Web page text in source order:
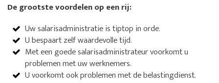
De grootste voordelen op een rij:
Uw salarisadministratie is tiptop in orde.
U bespaart zelf waardevolle tijd.
Met een goede salarisadministrateur voorkomt u
problemen met uw werknemers.
U voorkomt ook problemen met de belastingdienst.